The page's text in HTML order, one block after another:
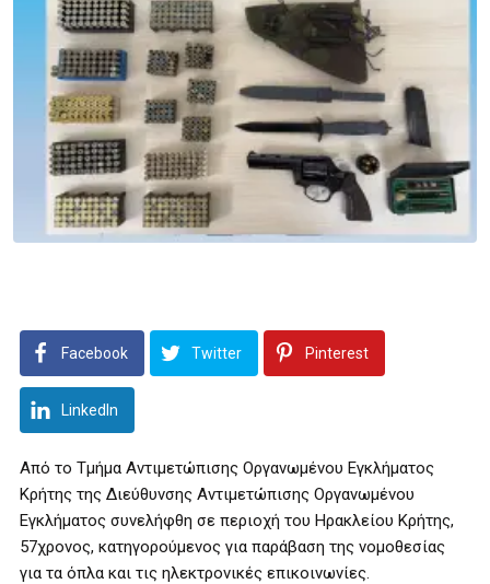
Facebook Twitter Pinterest
LinkedIn
Από το Τμήμα Αντιμετώπισης Οργανωμένου Εγκλήματος
Κρήτης της Διεύθυνσης Αντιμετώπισης Οργανωμένου
Εγκλήματος συνελήφθη σε περιοχή του Ηρακλείου Κρήτης,
57χρονος, κατηγορούμενος για παράβαση της νομοθεσίας
για τα όπλα και τις ηλεκτρονικές επικοινωνίες.